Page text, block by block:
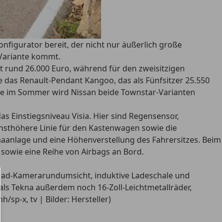
bereit, der nicht nur äußerlich große
kommt.
26.000 Euro, während für den zweisitzigen
Renault-Pendant Kangoo, das als Fünfsitzer 25.550
Sommer wird Nissan beide Townstar-Varianten
Einstiegsniveau Visia. Hier sind Regensensor,
Linie für den Kastenwagen sowie die
und eine Höhenverstellung des Fahrersitzes. Beim
eine Reihe von Airbags an Bord.
Kamerarundumsicht, induktive Ladeschale und
Tekna außerdem noch 16-Zoll-Leichtmetallräder,
sp-x, tv | Bilder: Hersteller)